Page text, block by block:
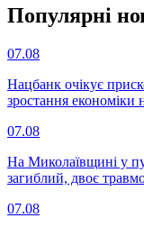
Популярнi
07.08
Нацбанк очікує
зростання економіки
07.08
На Миколаївщині у
загиблий, двоє
07.08